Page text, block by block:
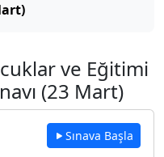
ve Eğitimi
(23 Mart)
Sınava Başla